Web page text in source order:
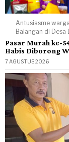
Antusiasme
Balangan di
Pasar Murah ke-
Habis Diborong
7 AGUSTUS 2026